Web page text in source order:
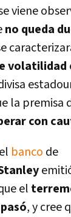
viene
no queda
volatilidad
la premisa
con
banco de
el
, y cree